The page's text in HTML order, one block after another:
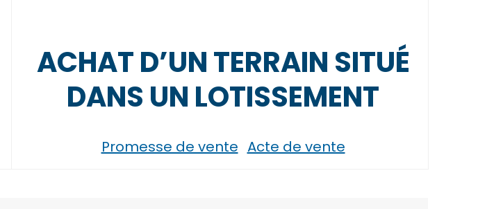
ACHAT D’UN TERRAIN SITUÉ
DANS UN LOTISSEMENT
Promesse de vente Acte de vente